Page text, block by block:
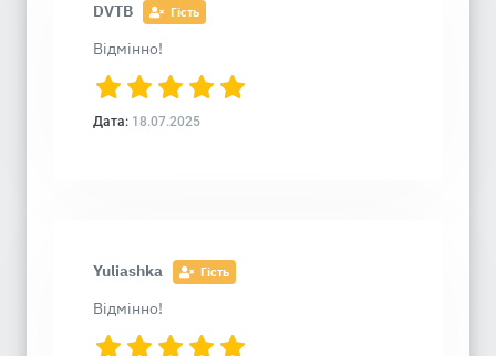
DVTB Гість
Відмінно!
Дата: 18.07.2025
Yuliashka Гість
Відмінно!